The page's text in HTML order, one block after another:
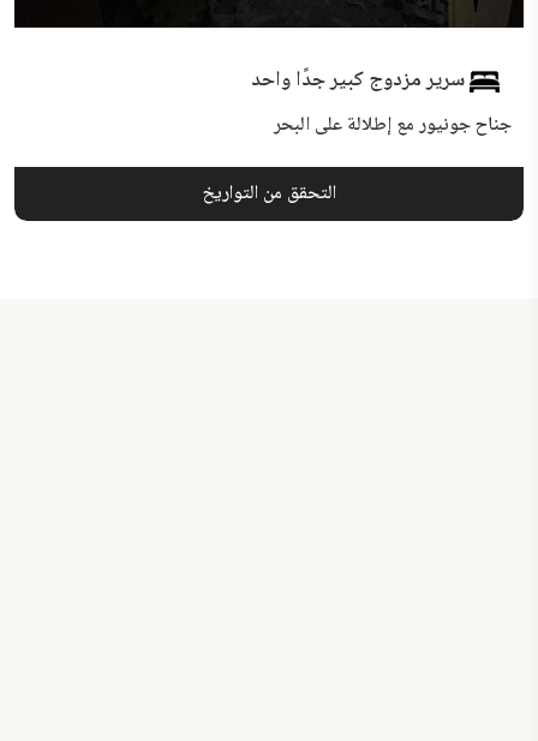
سرير مزدوج كبير جدًا واحد
جناح جونيور مع إطلالة على البحر
التحقق من التواريخ